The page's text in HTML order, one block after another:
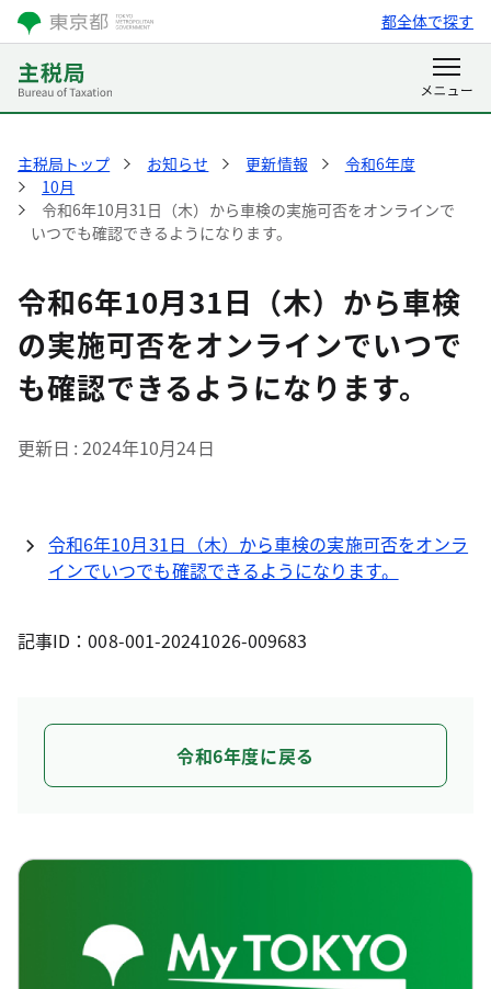
都全体で探す
主税局トップ お知らせ 更新情報
令和6年度
10月
令和6年10月31日（木）から車検の実施可否をオンラインで
いつでも確認できるようになります。
令和6年10月31日（木）から車検
の実施可否をオンラインでいつで
も確認できるようになります。
更新日 2024年10月24日
令和6年10月31日（木）から車検の実施可否をオンラ
インでいつでも確認できるようになります。
記事ID：008-001-20241026-009683
令和6年度に戻る